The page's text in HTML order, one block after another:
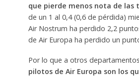
que pierde menos nota de las
de un 1 al 0,4 (0,6 de pérdida)
Air Nostrum ha perdido 2,2
de Air Europa ha perdido un
Por lo que a otros
pilotos de Air Europa son los